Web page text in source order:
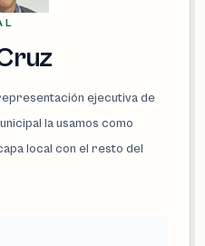
ejecutiva de
la usamos como
local con el resto del